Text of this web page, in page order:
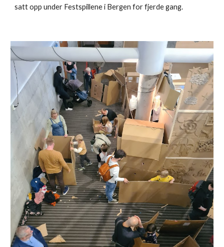
satt opp under Festspillene i Bergen for fjerde gang.